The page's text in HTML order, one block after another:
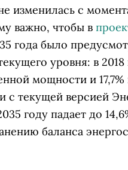
изменилась с
важно, чтобы в
года было
уровня: в
мощности и
с текущей версией
году падает до
баланса